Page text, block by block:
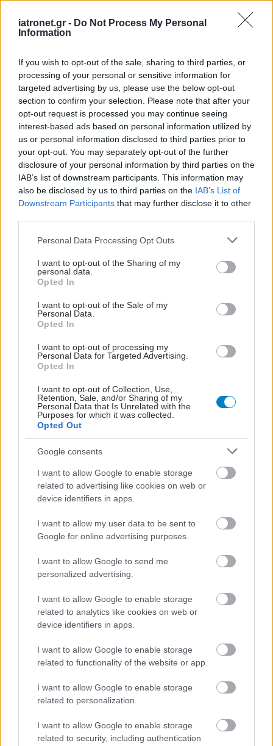
iatronet.gr - Do Not Process My Personal
Information
If you wish to opt-out of the sale, sharing to third parties, or
processing of your personal or sensitive information for
targeted advertising by us, please use the below opt-out
section to confirm your selection. Please note that after your
opt-out request is processed you may continue seeing
interest-based ads based on personal information utilized by
us or personal information disclosed to third parties prior to
your opt-out. You may separately opt-out of the further
disclosure of your personal information by third parties on the
IAB’s list of downstream participants. This information may
also be disclosed by us to third parties on the IAB’s List of
Downstream Participants that may further disclose it to other
Please note that this website/app uses one or more Google
not limited to your visit or usage behaviour. You may click to
grant or deny consent to Google and its third-party tags to
use your data for below specified purposes in below Google
consent section.
Personal Data Processing Opt Outs
I want to opt-out of the Sharing of my
personal data.
Opted In
I want to opt-out of the Sale of my
Personal Data.
Opted In
I want to opt-out of processing my
Personal Data for Targeted Advertising.
Opted In
I want to opt-out of Collection, Use,
Retention, Sale, and/or Sharing of my
Personal Data that Is Unrelated with the
Purposes for which it was collected.
Opted Out
Google consents
I want to allow Google to enable storage
related to advertising like cookies on web or
device identifiers in apps.
I want to allow my user data to be sent to
Google for online advertising purposes.
I want to allow Google to send me
personalized advertising.
I want to allow Google to enable storage
related to analytics like cookies on web or
device identifiers in apps.
I want to allow Google to enable storage
related to functionality of the website or app.
I want to allow Google to enable storage
related to personalization.
I want to allow Google to enable storage
related to security, including authentication